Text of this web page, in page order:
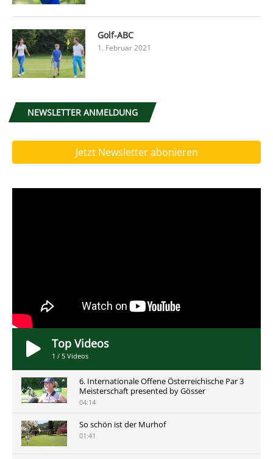
Golf-ABC
1. Februar 2021
NEWSLETTER ANMELDUNG
Jetzt Newsletter abonieren
Top Videos
1 / 5 Videos
6. Internationale Offene Österreichische Par 3
Meisterschaft presented by Gösser
04:14
So schön ist der Murhof
01:41